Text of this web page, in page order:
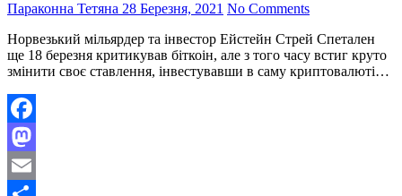
Параконна Тетяна 28 Березня, 2021 No Comments
Норвезький мільярдер та інвестор Ейстейн Стрей Спетален
ще 18 березня критикував біткоін, але з того часу встиг круто
змінити своє ставлення, інвестувавши в саму криптовалюті…
Facebook
Mastodon